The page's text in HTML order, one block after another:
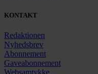
KONTAKT
Redaktionen
Nyhedsbrev
Abonnement
Gaveabonnement
Websamtykke